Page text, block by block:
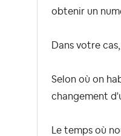
obtenir un
Dans votre
Selon où on
changement
Le temps où